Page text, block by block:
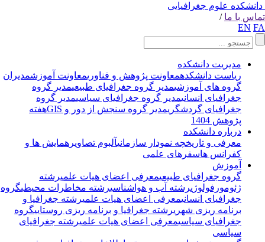
علوم جغرافیایی
با ما /
EN
مدیریت دانشکده
ریاست دانشکدهمعاونت پژوهش و فناوریمعاونت آموزشمدیران
گروه های آموزشیمدیر گروه جغرافیای طبیعیمدیر گروه
جغرافیای انسانیمدیر گروه جغرافیای سیاسیمدیر گروه
جغرافیای گردشگریمدیر گروه سنجش از دور و GIS
هفته
پژوهش 1404
درباره دانشکده
معرفی و تاریخچهنمودار سازمانیآلبوم تصاویرهمایش ها و
کفرانس هاسفرهای علمی
آموزش
گروه جغرافیای طبیعیمعرفی اعضای هیات علمیرشته
ژئومورفولوژیرشته آب و هواشناسیرشته مخاطرات محیطیگروه
جغرافیای انسانیمعرفی اعضای هیات علمیرشته جغرافیا و
برنامه ریزی شهریرشته جغرافیا و برنامه ریزی روستاییگروه
جغرافیای سیاسیمعرفی اعضای هیات علمیرشته جغرافیای
سیاسی